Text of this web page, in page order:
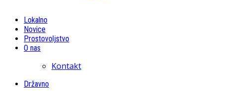
Lokalno
Novice
Prostovoljstvo
O nas
Kontakt
Državno